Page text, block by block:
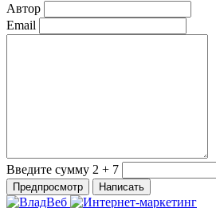
Автор
Email
Введите сумму 2 + 7